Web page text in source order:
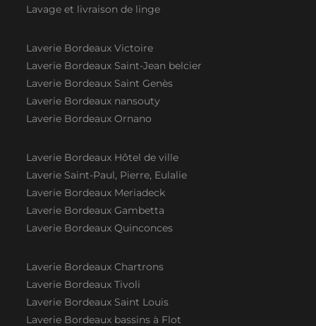
Lavage et livraison de linge
Laverie Bordeaux Victoire
Laverie Bordeaux Saint-Jean belcier
Laverie Bordeaux Saint Genès
Laverie Bordeaux nansouty
Laverie Bordeaux Ornano
Laverie Bordeaux Hôtel de ville
Laverie Saint-Paul, Pierre, Eulalie
Laverie Bordeaux Meriadeck
Laverie Bordeaux Gambetta
Laverie Bordeaux Quinconces
Laverie Bordeaux Chartrons
Laverie Bordeaux Tivoli
Laverie Bordeaux Saint Louis
Laverie Bordeaux bassins à Flot